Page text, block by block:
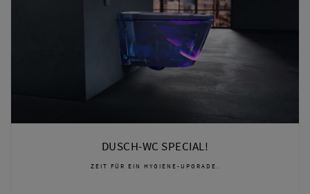
DUSCH-WC SPECIAL!
ZEIT FÜR EIN HYGIENE-UPGRADE.